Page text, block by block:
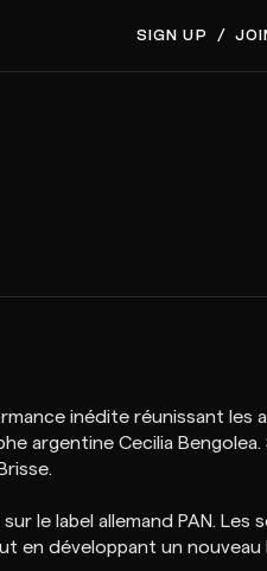
SIGN UP /
inédite réunissant les
argentine Cecilia
le label allemand PAN. Les